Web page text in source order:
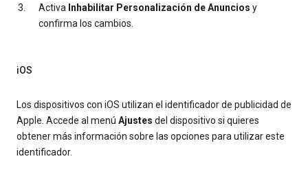
Activa Inhabilitar Personalización de Anuncios y
confirma los cambios.
iOS
Los dispositivos con iOS utilizan el identificador de publicidad de
Apple. Accede al menú Ajustes del dispositivo si quieres
obtener más información sobre las opciones para utilizar este
identificador.